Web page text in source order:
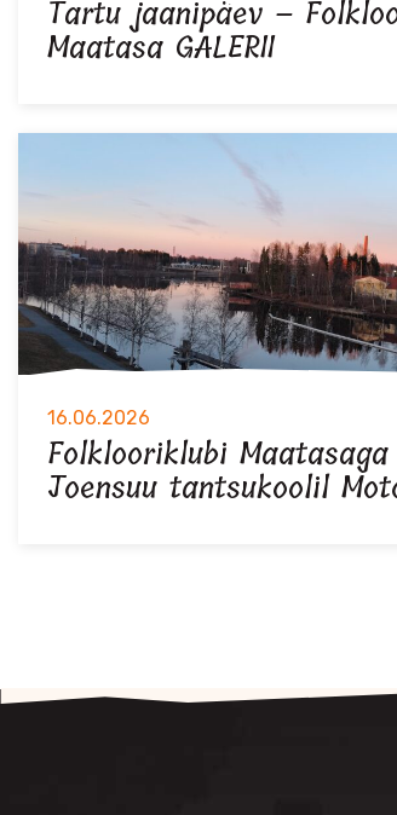
Tartu jaanipäev –
Maatasa GALERII
16.06.2026
Folklooriklubi
Joensuu tantsukoolil